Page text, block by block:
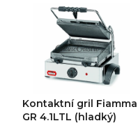
V / 1,8 kW. Kontaktní gril
Kontaktní gril Fiamma
GR 4.1LTL (hladký)